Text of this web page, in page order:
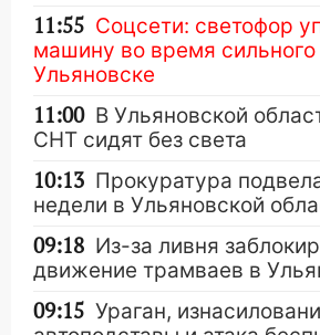
11:55 Соцсети: светофор
машину во время сильного
Ульяновске
11:00 В Ульяновской
СНТ сидят без света
10:13 Прокуратура
недели в Ульяновской
09:18 Из-за ливня
движение трамваев в
09:15 Ураган,